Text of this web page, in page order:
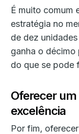
É muito comum
estratégia no
de dez
ganha o décimo
do que se pode
Oferecer
excelência
Por fim,